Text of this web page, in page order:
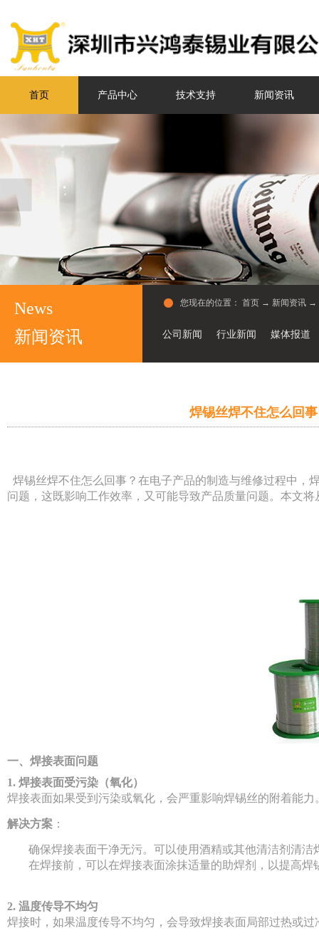
首页 产品中心 技术支持 新闻资讯
新闻资讯
News
公司新闻 行业新闻 媒体报道
您现在的位置： 首页 → 新闻资讯 →
焊锡丝焊不住怎么回
焊锡丝焊不住怎么回事？在电子产品的制造与维修过程中，
问题，这既影响工作效率，又可能导致产品质量问题。本文
一、焊接表面问题
1. 焊接表面受污染（氧化）
焊接表面如果受到污染或氧化，会严重影响焊锡丝的附着能
解决方案 ：
确保焊接表面干净无污。可以使用酒精或其他清洁剂清
在焊接前，可以在焊接表面涂抹适量的助焊剂，以提高焊
2. 温度传导不均匀
焊接时，如果温度传导不均匀，会导致焊接表面局部过热或